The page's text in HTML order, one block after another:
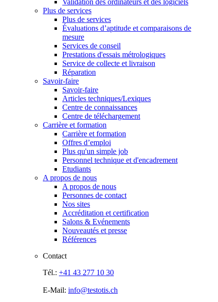
Validation des ordinateurs et des logiciels
Plus de services
Plus de services
Évaluations d’aptitude et comparaisons de
mesure
Services de conseil
Prestations d'essais métrologiques
Service de collecte et livraison
Réparation
Savoir-faire
Savoir-faire
Articles techniques/Lexiques
Centre de connaissances
Centre de téléchargement
Carrière et formation
Carrière et formation
Offres d’emploi
Plus qu'un simple job
Personnel technique et d'encadrement
Etudiants
A propos de nous
A propos de nous
Personnes de contact
Nos sites
Accréditation et certification
Salons & Evénements
Nouveautés et presse
Références
Contact
Tél.: +41 43 277 10 30
E-Mail: info@testotis.ch